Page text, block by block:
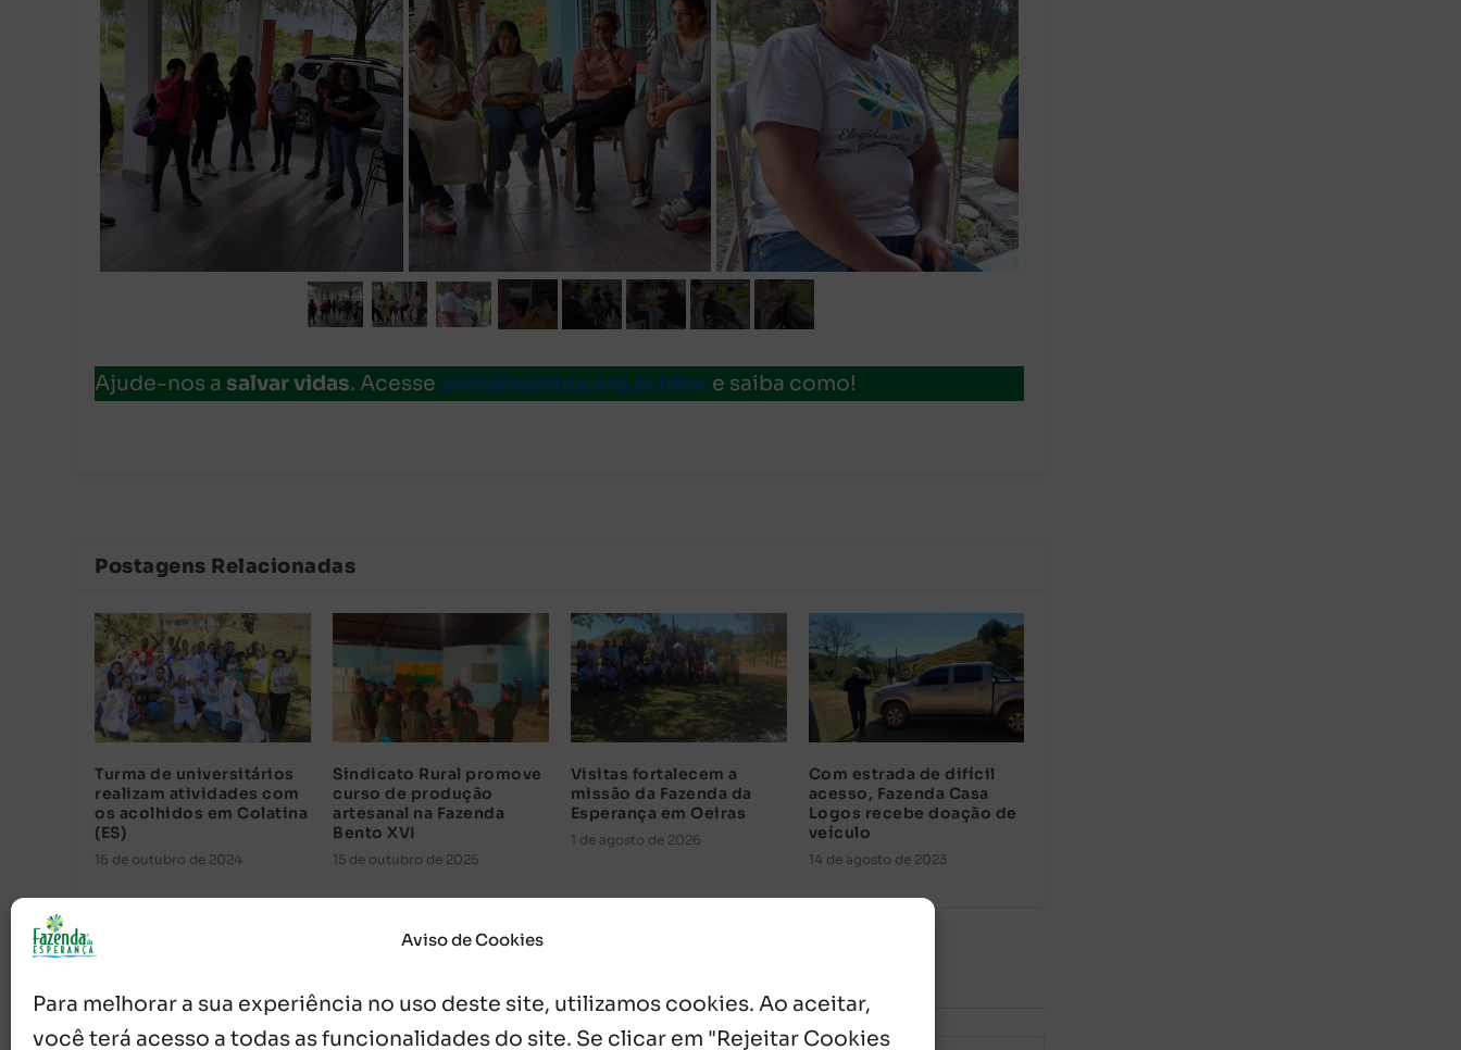
Aviso de Cookies
Para melhorar a sua experiência no uso deste site, utilizamos cookies. Ao aceitar,
você terá acesso a todas as funcionalidades do site. Se clicar em "Rejeitar Cookies
Ajude-nos asalvar vidas. Acesse portalfazenda.org.br/doe e saiba como!
Postagens Relacionadas
Turma de universitários
realizam atividades com
os acolhidos em Colatina
(ES)
16 de outubro de 2024
Sindicato Rural promove
curso de produção
artesanal na Fazenda
Bento XVI
15 de outubro de 2025
Visitas fortalecem a
missão da Fazenda da
Esperança em Oeiras
1 de agosto de 2026
Com estrada de difícil
acesso, Fazenda Casa
Logos recebe doação de
veículo
14 de agosto de 2023